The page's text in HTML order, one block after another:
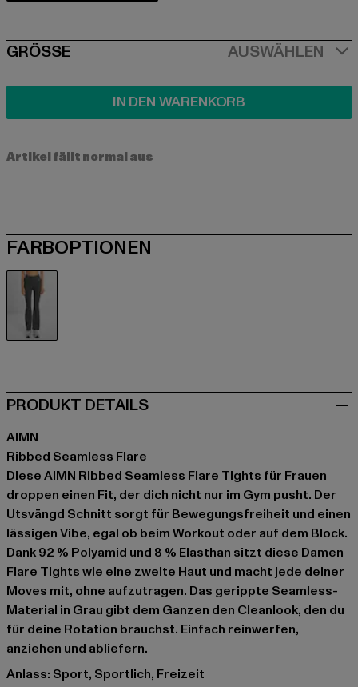
SIZE
GRÖSSE AUSWÄHLEN
IN DEN WARENKORB
Artikel fällt normal aus
FARBOPTIONEN
PRODUKT DETAILS
AIMN
Ribbed Seamless Flare
Diese AIMN Ribbed Seamless Flare Tights für Frauen
droppen einen Fit, der dich nicht nur im Gym pusht. Der
Utsvängd Schnitt sorgt für Bewegungsfreiheit und einen
lässigen Vibe, egal ob beim Workout oder auf dem Block.
Dank 92 % Polyamid und 8 % Elasthan sitzt diese Damen
Flare Tights wie eine zweite Haut und macht jede deiner
Moves mit, ohne aufzutragen. Das gerippte Seamless-
Material in Grau gibt dem Ganzen den Cleanlook, den du
für deine Rotation brauchst. Einfach reinwerfen,
anziehen und abliefern.
Anlass: Sport, Sportlich, Freizeit